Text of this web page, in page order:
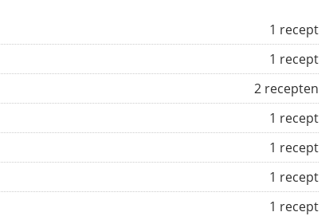
1 recept
1 recept
2 recepten
1 recept
1 recept
1 recept
1 recept